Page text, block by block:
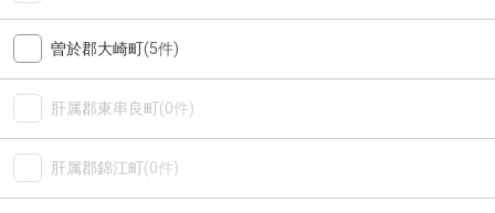
曽於郡大崎町(5件)
肝属郡東串良町(0件)
肝属郡錦江町(0件)